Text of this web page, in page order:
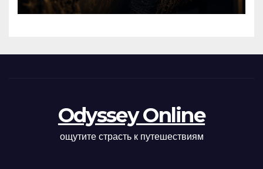
Odyssey Online
ощутите страсть к путешествиям